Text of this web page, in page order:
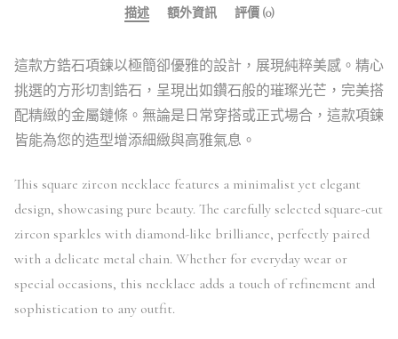
描述 額外資訊 評價 (0)
這款方鋯石項鍊以極簡卻優雅的設計，展現純粹美感。精心
挑選的方形切割鋯石，呈現出如鑽石般的璀璨光芒，完美搭
配精緻的金屬鏈條。無論是日常穿搭或正式場合，這款項鍊
皆能為您的造型增添細緻與高雅氣息。
This square zircon necklace features a minimalist yet elegant
design, showcasing pure beauty. The carefully selected square-cut
zircon sparkles with diamond-like brilliance, perfectly paired
with a delicate metal chain. Whether for everyday wear or
special occasions, this necklace adds a touch of refinement and
sophistication to any outfit.